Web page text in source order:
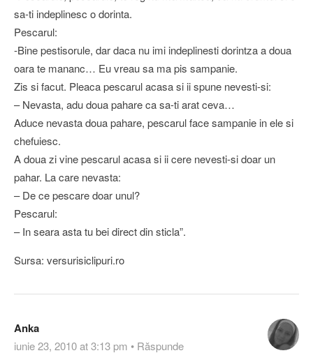
sa-ti indeplinesc o dorinta.
Pescarul:
-Bine pestisorule, dar daca nu imi indeplinesti dorintza a doua
oara te mananc… Eu vreau sa ma pis sampanie.
Zis si facut. Pleaca pescarul acasa si ii spune nevesti-si:
– Nevasta, adu doua pahare ca sa-ti arat ceva…
Aduce nevasta doua pahare, pescarul face sampanie in ele si
chefuiesc.
A doua zi vine pescarul acasa si ii cere nevesti-si doar un
pahar. La care nevasta:
– De ce pescare doar unul?
Pescarul:
– In seara asta tu bei direct din sticla”.
Sursa: versurisiclipuri.ro
Anka
iunie 23, 2010 at 3:13 pm • Răspunde